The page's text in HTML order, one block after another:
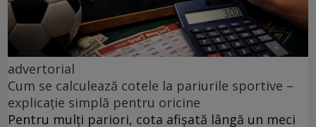
advertorial
Cum se calculează cotele la pariurile sportive –
explicație simplă pentru oricine
Pentru mulți pariori, cota afișată lângă un meci